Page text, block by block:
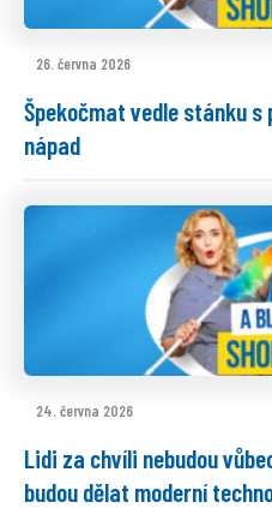
26. června 2026
Špekočmat vedle stánku
nápad
24. června 2026
Lidi za chvíli nebudou
budou dělat moderní